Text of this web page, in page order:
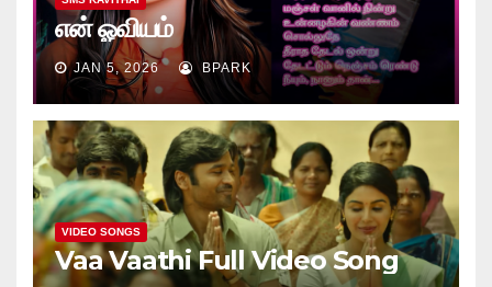
என் ஓவியம்
JAN 5, 2026 BPARK
VIDEO SONGS
Vaa Vaathi Full Video Song